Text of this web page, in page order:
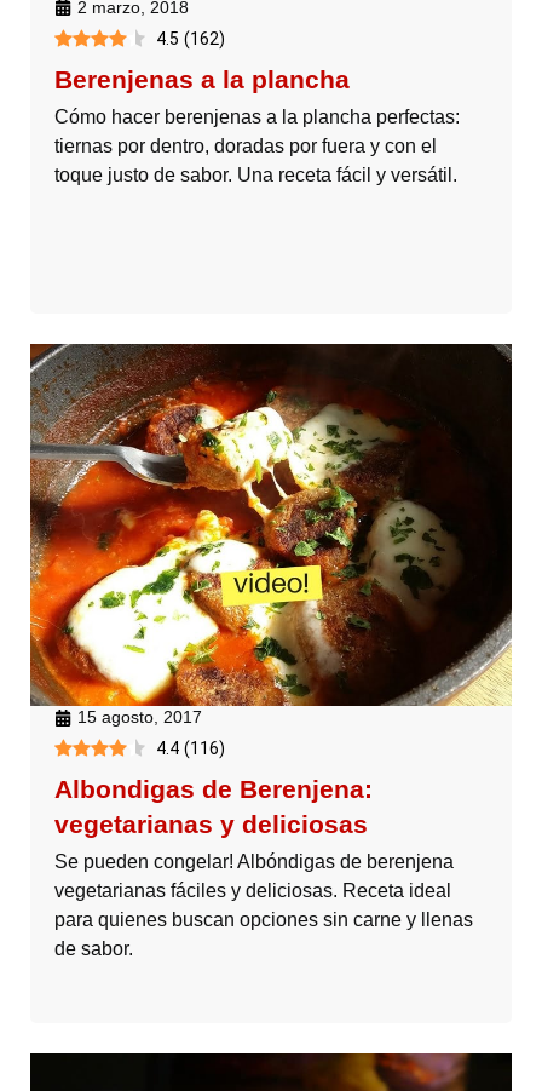
2 marzo, 2018
4.5 (162)
Berenjenas a la plancha
Cómo hacer berenjenas a la plancha perfectas:
tiernas por dentro, doradas por fuera y con el
toque justo de sabor. Una receta fácil y versátil.
15 agosto, 2017
4.4 (116)
Albondigas de Berenjena:
vegetarianas y deliciosas
Se pueden congelar! Albóndigas de berenjena
vegetarianas fáciles y deliciosas. Receta ideal
para quienes buscan opciones sin carne y llenas
de sabor.